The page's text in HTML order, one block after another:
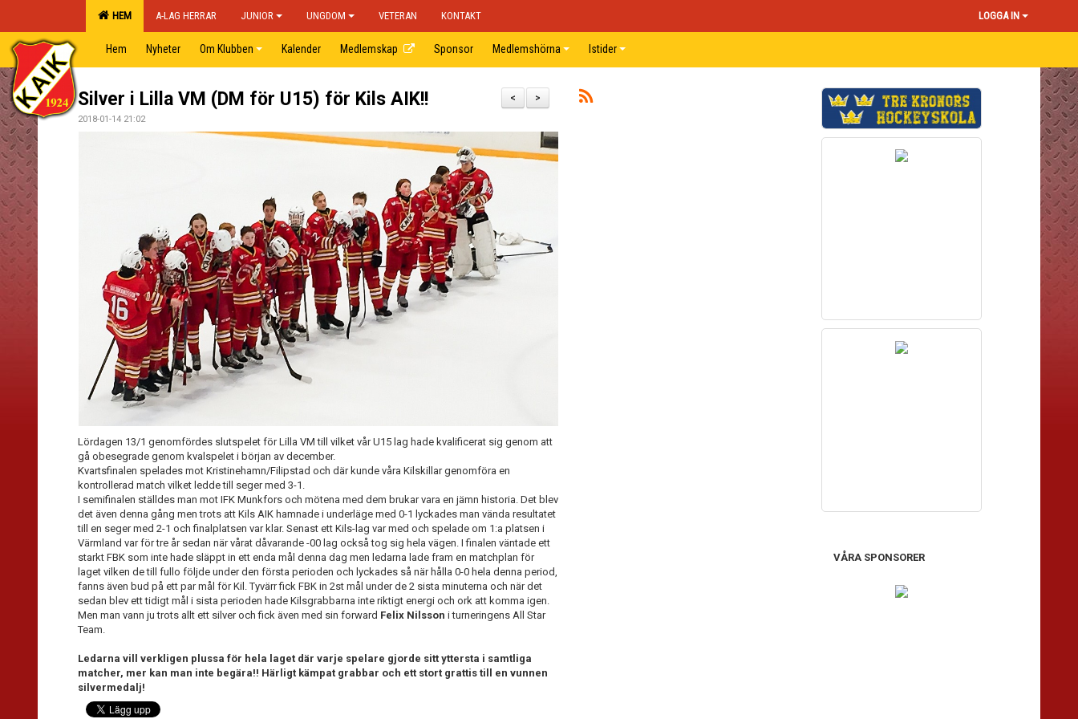
HEM A-LAG HERRAR JUNIOR UNGDOM VETERAN KONTAKT LOGGA IN
Hem Nyheter Om Klubben Kalender Medlemskap Sponsor Medlemshörna Istider
>
<
Silver i Lilla VM (DM för U15) för Kils AIK!!
2018-01-14 21:02
Lördagen 13/1 genomfördes slutspelet för Lilla VM till vilket vår U15 lag hade kvalificerat sig genom att
gå obesegrade genom kvalspelet i början av december.
Kvartsfinalen spelades mot Kristinehamn/Filipstad och där kunde våra Kilskillar genomföra en
kontrollerad match vilket ledde till seger med 3-1.
I semifinalen ställdes man mot IFK Munkfors och mötena med dem brukar vara en jämn historia. Det blev
det även denna gång men trots att Kils AIK hamnade i underläge med 0-1 lyckades man vända resultatet
till en seger med 2-1 och finalplatsen var klar. Senast ett Kils-lag var med och spelade om 1:a platsen i
Värmland var för tre år sedan när vårat dåvarande -00 lag också tog sig hela vägen. I finalen väntade ett
starkt FBK som inte hade släppt in ett enda mål denna dag men ledarna lade fram en matchplan för
laget vilken de till fullo följde under den första perioden och lyckades så när hålla 0-0 hela denna period,
fanns även bud på ett par mål för Kil. Tyvärr fick FBK in 2st mål under de 2 sista minuterna och när det
sedan blev ett tidigt mål i sista perioden hade Kilsgrabbarna inte riktigt energi och ork att komma igen.
Men man vann ju trots allt ett silver och fick även med sin forward Felix Nilsson i turneringens All Star
Team.
Ledarna vill verkligen plussa för hela laget där varje spelare gjorde sitt yttersta i samtliga
matcher, mer kan man inte begära!! Härligt kämpat grabbar och ett stort grattis till en vunnen
silvermedalj!
VÅRA SPONSORER